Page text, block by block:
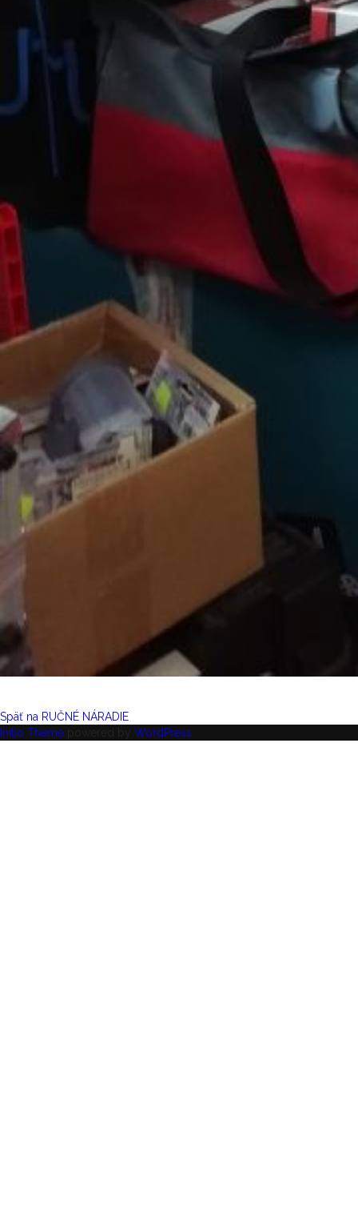
Späť na RUČNÉ NÁRADIE
Initio Theme
WordPress